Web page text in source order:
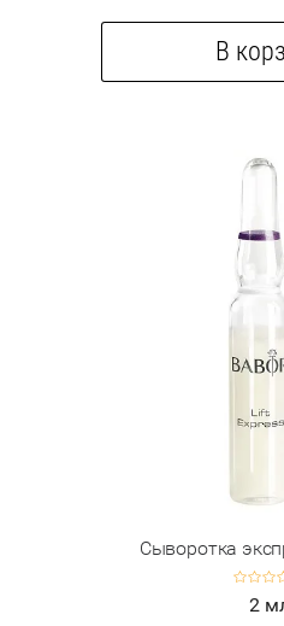
В
Сыворотка
2